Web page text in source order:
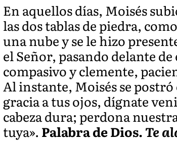
En aquellos días, Moisés
las dos tablas de piedra,
una nube y se le hizo
el Señor, pasando delante
compasivo y clemente,
Al instante, Moisés se
gracia a tus ojos, dígnate
cabeza dura; perdona
tuya». Palabra de Dios.Te